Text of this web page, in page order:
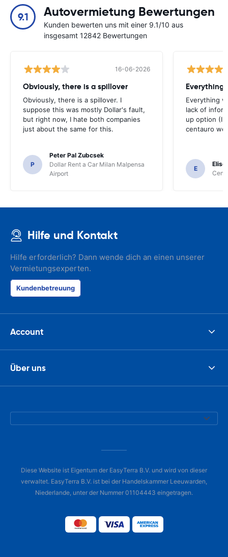
9.1 Autovermietung Bewertungen
Kunden bewerten uns mit einer 9.1/10 aus
insgesamt 12842 Bewertungen
16-06-2026
Obviously, there is a spillover
Obviously, there is a spillover. I
suppose this was mostly Dollar's fault,
but right now, I hate both companies
just about the same for this.
P
Peter Pal Zubcsek
Dollar Rent a Car Milan Malpensa
Airport
Everything
Everything
lack of
up option (I
centauro
E
Hilfe und Kontakt
Hilfe erforderlich? Dann wende dich an einen unserer
Vermietungsexperten.
Kundenbetreuung
Account
Über uns
Diese Website ist Eigentum der EasyTerra B.V. und wird von dieser
verwaltet. EasyTerra B.V. ist bei der Handelskammer Leeuwarden,
Niederlande, unter der Nummer 01104443 eingetragen.